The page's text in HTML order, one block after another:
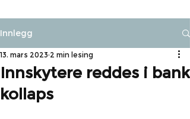
Innlegg
Innskytere reddes i bank
kollaps
13. mars 2023 2 min lesing